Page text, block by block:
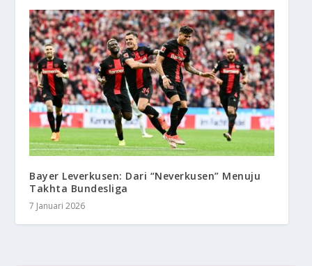
Bayer Leverkusen: Dari “Neverkusen” Menuju
Takhta Bundesliga
7 Januari 2026